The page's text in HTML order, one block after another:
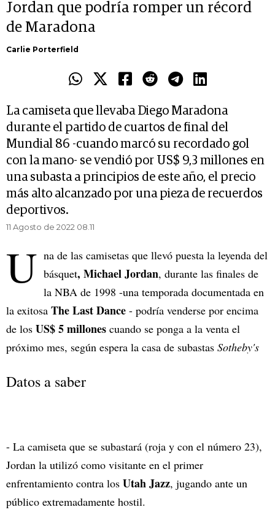
Jordan que podría romper un récord
de Maradona
Carlie Porterfield
La camiseta que llevaba Diego Maradona
durante el partido de cuartos de final del
Mundial 86 -cuando marcó su recordado gol
con la mano- se vendió por US$ 9,3 millones en
una subasta a principios de este año, el precio
más alto alcanzado por una pieza de recuerdos
deportivos.
11 Agosto de 2022 08.11
U na de las camisetas que llevó puesta la leyenda del
básquet, Michael Jordan, durante las finales de
la NBA de 1998 -una temporada documentada en
la exitosa The Last Dance - podría venderse por encima
de los US$ 5 millones cuando se ponga a la venta el
próximo mes, según espera la casa de subastas Sotheby's
Datos a saber
- La camiseta que se subastará (roja y con el número 23),
Jordan la utilizó como visitante en el primer
enfrentamiento contra los Utah Jazz, jugando ante un
público extremadamente hostil.